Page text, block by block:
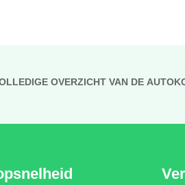
OVERZICHT VAN DE